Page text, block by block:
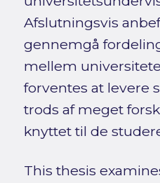
Afslutningsvis
gennemgå
mellem
forventes at levere
trods af meget
knyttet til de
This thesis